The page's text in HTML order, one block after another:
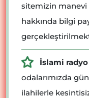
sitemizin manevi
hakkında bilgi
İslami radyo
odalarımızda
ilahilerle